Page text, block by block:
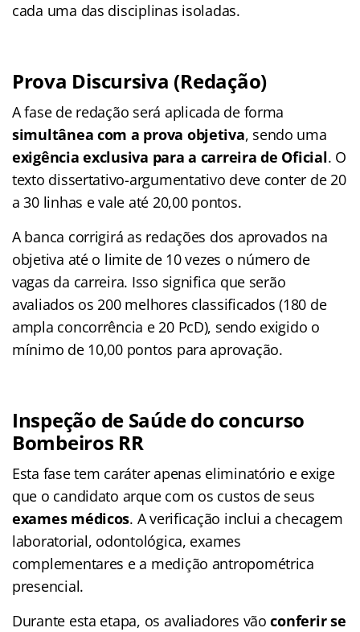
cada uma das disciplinas isoladas.
Prova Discursiva (Redação)
A fase de redação será aplicada de forma
simultânea com a prova objetiva, sendo uma
exigência exclusiva para a carreira de Oficial. O
texto dissertativo-argumentativo deve conter de 20
a 30 linhas e vale até 20,00 pontos.
A banca corrigirá as redações dos aprovados na
objetiva até o limite de 10 vezes o número de
vagas da carreira. Isso significa que serão
avaliados os 200 melhores classificados (180 de
ampla concorrência e 20 PcD), sendo exigido o
mínimo de 10,00 pontos para aprovação.
Inspeção de Saúde do concurso
Bombeiros RR
Esta fase tem caráter apenas eliminatório e exige
que o candidato arque com os custos de seus
exames médicos. A verificação inclui a checagem
laboratorial, odontológica, exames
complementares e a medição antropométrica
presencial.
Durante esta etapa, os avaliadores vãoconferir se